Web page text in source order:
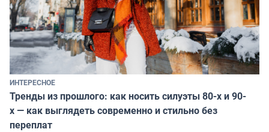
ИНТЕРЕСНОЕ
Тренды из прошлого: как носить силуэты 80-х и 90-
х — как выглядеть современно и стильно без
переплат